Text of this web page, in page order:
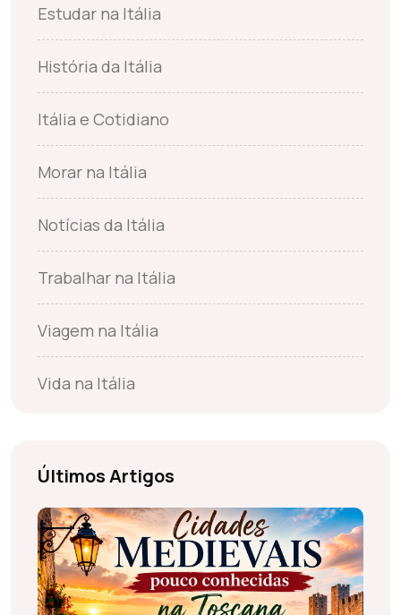
Estudar na Itália
História da Itália
Itália e Cotidiano
Morar na Itália
Notícias da Itália
Trabalhar na Itália
Viagem na Itália
Vida na Itália
Últimos Artigos